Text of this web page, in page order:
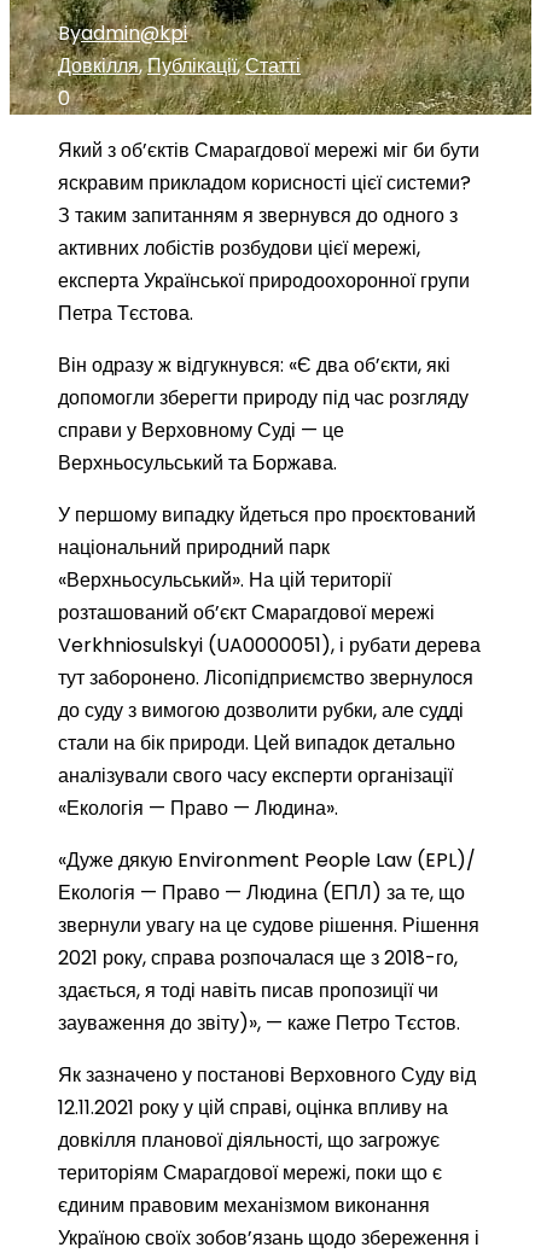
Byadmin@kpi
Довкілля,Публікації,Статті
0
Який з об’єктів Смарагдової мережі міг би бути
яскравим прикладом корисності цієї системи?
З таким запитанням я звернувся до одного з
активних лобістів розбудови цієї мережі,
експерта Української природоохоронної групи
Петра Тєстова.
Він одразу ж відгукнувся: «Є два об’єкти, які
допомогли зберегти природу під час розгляду
справи у Верховному Суді — це
Верхньосульський та Боржава.
У першому випадку йдеться про проєктований
національний природний парк
«Верхньосульський». На цій території
розташований об’єкт Смарагдової мережі
Verkhniosulskyi (UA0000051), і рубати дерева
тут заборонено. Лісопідприємство звернулося
до суду з вимогою дозволити рубки, але судді
стали на бік природи. Цей випадок детально
аналізували свого часу експерти організації
«Екологія — Право — Людина».
«Дуже дякую Environment People Law (EPL)/
Екологія — Право — Людина (ЕПЛ) за те, що
звернули увагу на це судове рішення. Рішення
2021 року, справа розпочалася ще з 2018-го,
здається, я тоді навіть писав пропозиції чи
зауваження до звіту)», — каже Петро Тєстов.
Як зазначено у постанові Верховного Суду від
12.11.2021 року у цій справі, оцінка впливу на
довкілля планової діяльності, що загрожує
територіям Смарагдової мережі, поки що є
єдиним правовим механізмом виконання
Україною своїх зобов’язань щодо збереження і